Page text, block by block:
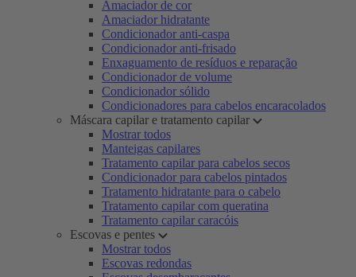
Amaciador de cor
Amaciador hidratante
Condicionador anti-caspa
Condicionador anti-frisado
Enxaguamento de resíduos e reparação
Condicionador de volume
Condicionador sólido
Condicionadores para cabelos encaracolados
Máscara capilar e tratamento capilar
Mostrar todos
Manteigas capilares
Tratamento capilar para cabelos secos
Condicionador para cabelos pintados
Tratamento hidratante para o cabelo
Tratamento capilar com queratina
Tratamento capilar caracóis
Escovas e pentes
Mostrar todos
Escovas redondas